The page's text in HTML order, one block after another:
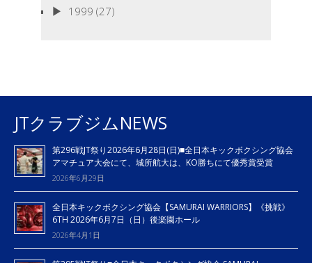
1999 (27)
JTクラブジムNEWS
第296戦JT祭り2026年6月28日(日)■全日本キックボクシング協会
アマチュア大会にて、城所航大は、KO勝ちにて優秀賞受賞
2026年6月29日
全日本キックボクシング協会【SAMURAI WARRIORS】《挑戦》
6TH 2026年6月7日（日）後楽園ホール
2026年4月1日